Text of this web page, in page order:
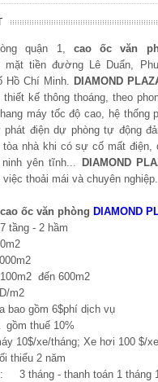
quận 1, cao ốc văn
tiền đường Lê Duẩn,
Hồ Chí Minh. DIAMOND
kế thông thoáng, theo
máy tốc độ cao, hệ thống
điện dự phòng tự động
tòa nhà khi có sự cố mất điện,
yên tĩnh... DIAMOND
thoải mái và chuyên nghiệp.
ốc văn phòng DIAMOND
tầng - 2 hầm
đến 600m2
m2
gồm 6$phí dịch vụ
gồm thuế 10%
10$/xe/tháng; Xe hơi 100 $/
thiểu 2 năm
3 tháng - thanh toán 1 tháng